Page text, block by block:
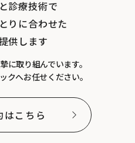
診療技術で
りに合わせた
供します
に取り組んでいます。
クへお任せください。
こちら